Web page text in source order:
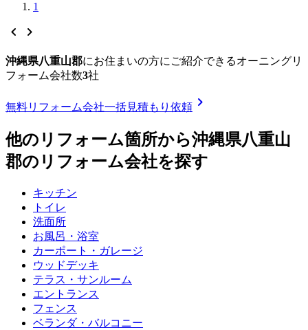
1
chevron_left chevron_right
沖縄県八重山郡にお住まいの方にご紹介できるオーニングリ
フォーム会社数3社
無料リフォーム会社一括見積もり依頼 chevron_right
他のリフォーム箇所から沖縄県八重山
郡のリフォーム会社を探す
キッチン
トイレ
洗面所
お風呂・浴室
カーポート・ガレージ
ウッドデッキ
テラス・サンルーム
エントランス
フェンス
ベランダ・バルコニー